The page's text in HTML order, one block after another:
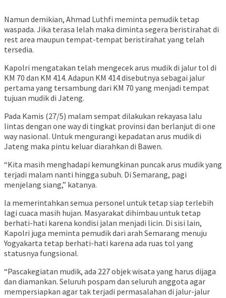
Namun demikian, Ahmad Luthfi meminta pemudik tetap
waspada. Jika terasa lelah maka diminta segera beristirahat di
rest area maupun tempat-tempat beristirahat yang telah
tersedia.
Kapolri mengatakan telah mengecek arus mudik di jalur tol di
KM 70 dan KM 414. Adapun KM 414 disebutnya sebagai jalur
pertama yang tersambung dari KM 70 yang menjadi tempat
tujuan mudik di Jateng.
Pada Kamis (27/5) malam sempat dilakukan rekayasa lalu
lintas dengan one way di tingkat provinsi dan berlanjut di one
way nasional. Untuk mengurangi kepadatan arus mudik di
Jateng maka pintu keluar diarahkan di Bawen.
“Kita masih menghadapi kemungkinan puncak arus mudik yang
terjadi malam nanti hingga subuh. Di Semarang, pagi
menjelang siang,” katanya.
Ia memerintahkan semua personel untuk tetap siap terlebih
lagi cuaca masih hujan. Masyarakat dihimbau untuk tetap
berhati-hati karena kondisi jalan menjadi licin. Di sisi lain,
Kapolri juga meminta pemudik dari arah Semarang menuju
Yogyakarta tetap berhati-hati karena ada ruas tol yang
statusnya fungsional.
“Pascakegiatan mudik, ada 227 objek wisata yang harus dijaga
dan diamankan. Seluruh pospam dan seluruh anggota agar
mempersiapkan agar tak terjadi permasalahan di jalur-jalur